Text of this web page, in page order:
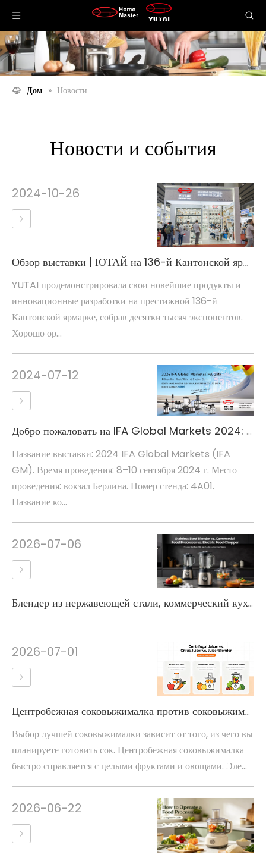
Дом » Новости
Новости и события
2024-10-26
Обзор выставки | ЮТАЙ на 136-й Кантонской ярмарке
YUTAI продемонстрировала свои новейшие продукты и
инновационные разработки на престижной 136-й
Кантонской ярмарке, собрав десятки тысяч экспонентов.
Хорошо ор...
2024-07-12
Добро пожаловать на IFA Global Markets 2024: откройте для себя инновации вместе с WINSTAR ELECTRICAL ENTERPRISE COMPANY LIMITED
Название выставки: 2024 IFA Global Markets (IFA
GM). Время проведения: 8–10 сентября 2024 г. Место
проведения: вокзал Берлина. Номер стенда: 4A01.
Название ко...
2026-07-06
Блендер из нержавеющей стали, коммерческий кухонный комбайн или электрический измельчитель еды: какой из них вам нужен?
2026-07-01
Центробежная соковыжималка против соковыжималки для цитрусовых или соковыжималки-блендера: какую купить?
Выбор лучшей соковыжималки зависит от того, из чего вы
планируете готовить сок. Центробежная соковыжималка
быстро справляется с целыми фруктами и овощами. Эле...
2026-06-22